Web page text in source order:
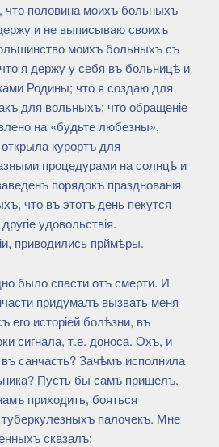
что половина моихъ больныхъ
и не выписываю своихъ
моихъ больныхъ съ
я держу у себя въ больницѣ и
Родины; что я создаю для
для вольныхъ; что обращеніе
на «будьте любезны»,
курортъ для
процедурами на солнцѣ и
порядокъ празднованія
что въ этотъ день пекутся
удовольствія.
приводились прймѣры.
было спасти отъ смерти. И
придумалъ вызвать меня
его исторіей болѣзни, въ
сигнала, т.е. доноса. Охъ, и
санчасть? Зачѣмъ исполнила
Пусть бы самъ пришелъ.
приходить, бояться
туберкулезныхъ палочекъ. Мне
сказалъ: